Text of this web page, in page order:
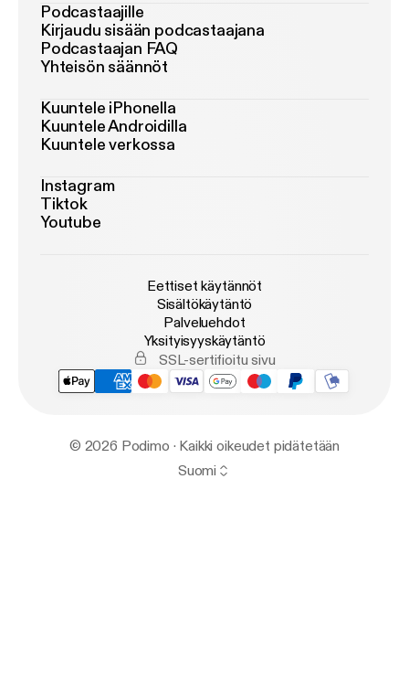
Podcastaajille
Kirjaudu sisään podcastaajana
Podcastaajan FAQ
Yhteisön säännöt
Kuuntele iPhonella
Kuuntele Androidilla
Kuuntele verkossa
Instagram
Tiktok
Youtube
Eettiset käytännöt
Sisältökäytäntö
Palveluehdot
Yksityisyyskäytäntö
SSL-sertifioitu sivu
© 2026 Podimo · Kaikki oikeudet pidätetään
Suomi